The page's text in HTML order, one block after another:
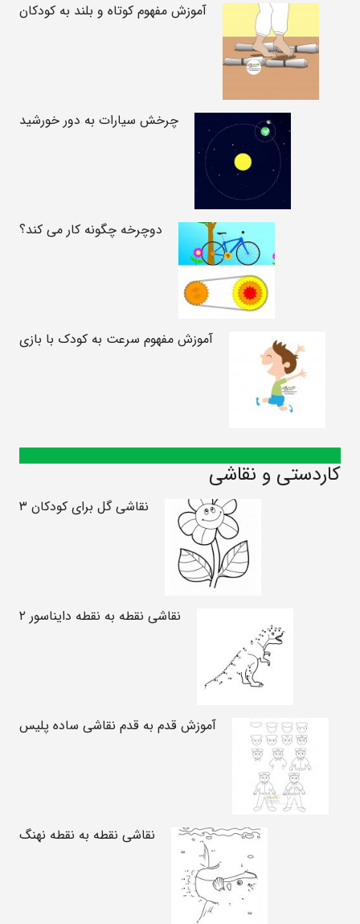
آموزش مفهوم کوتاه و بلند به کودکان
چرخش سیارات به دور خورشید
دوچرخه چگونه کار می کند؟
آموزش مفهوم سرعت به کودک با بازی
کاردستی و نقاشی
نقاشی گل برای کودکان ۳
نقاشی نقطه به نقطه دایناسور ۲
آموزش قدم به قدم نقاشی ساده پلیس
نقاشی نقطه به نقطه نهنگ